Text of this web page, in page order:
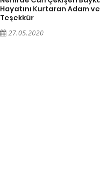
Hayatını Kurtaran Adam ve
Teşekkür
27.05.2020